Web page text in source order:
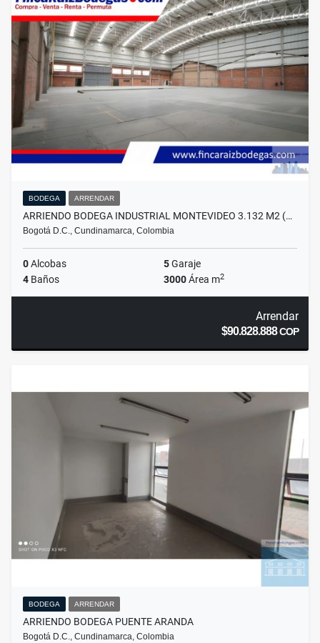
BODEGA ARRENDAR
ARRIENDO BODEGA INDUSTRIAL MONTEVIDEO 3.132 M2 (…
Bogotá D.C., Cundinamarca, Colombia
0Alcobas 5Garaje
4 Baños 3000Área m2
Arrendar
$90.828.888COP
BODEGA ARRENDAR
ARRIENDO BODEGA PUENTE ARANDA
Bogotá D.C., Cundinamarca, Colombia